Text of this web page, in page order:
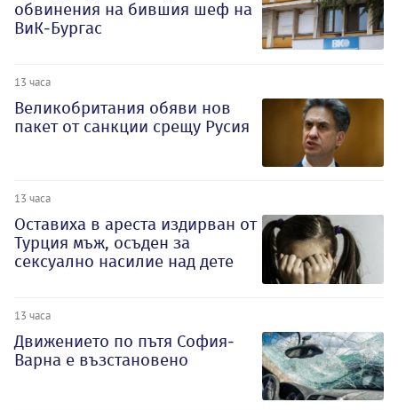
обвинения на бившия шеф на
ВиК-Бургас
13 часа
Великобритания обяви нов
пакет от санкции срещу Русия
13 часа
Оставиха в ареста издирван от
Турция мъж, осъден за
сексуално насилие над дете
13 часа
Движението по пътя София-
Варна е възстановено